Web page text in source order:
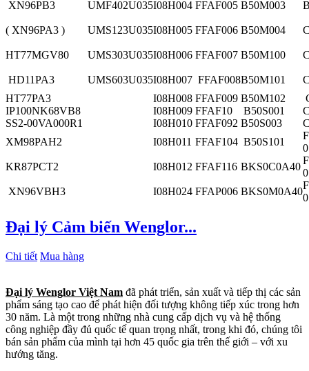
XN96PB3 UMF402U035I08H004 FFAF005 B50M003
( XN96PA3 ) UMS123U035I08H005 FFAF006 B50M004
HT77MGV80 UMS303U035I08H006 FFAF007 B50M100
HD11PA3 UMS603U035I08H007 FFAF008B50M101
HT77PA3
I08H008 FFAF009 B50M102
IP100NK68VB8
I08H009 FFAF10 B50S001
SS2-00VA000R1
I08H010 FFAF092 B50S003
XM98PAH2
I08H011 FFAF104 B50S101
KR87PCT2
I08H012 FFAF116 BKS0C0A40
XN96VBH3
I08H024 FFAP006 BKS0M0A40
Đại lý Cảm biến Wenglor...
Chi tiết Mua hàng
Đại lý Wenglor Việt Nam đã phát triển, sản xuất và tiếp thị các sản
phẩm sáng tạo cao để phát hiện đối tượng không tiếp xúc trong hơn
30 năm. Là một trong những nhà cung cấp dịch vụ và hệ thống
công nghiệp đầy đủ quốc tế quan trọng nhất, trong khi đó, chúng tôi
bán sản phẩm của mình tại hơn 45 quốc gia trên thế giới – với xu
hướng tăng.